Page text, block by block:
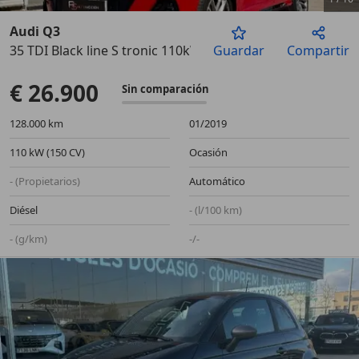
Anterior
Audi Q3
35 TDI Black line S tronic 110kW
Guardar Compartir
€ 26.900 Sin comparación
128.000 km
01/2019
110 kW (150 CV)
Ocasión
- (Propietarios)
Automático
Diésel
- (l/100 km)
- (g/km)
-/-